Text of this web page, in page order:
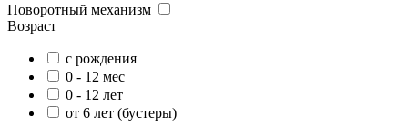
Поворотный механизм
Возраст
с рождения
0 - 12 мес
0 - 12 лет
от 6 лет (бустеры)